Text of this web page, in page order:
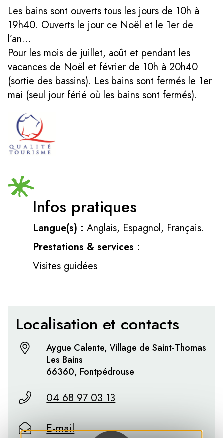
Les bains sont ouverts tous les jours de 10h à
19h40. Ouverts le jour de Noël et le 1er de
l’an…
Pour les mois de juillet, août et pendant les
vacances de Noël et février de 10h à 20h40
(sortie des bassins). Les bains sont fermés le 1er
mai (seul jour férié où les bains sont fermés).
Infos pratiques
Langue(s) : Anglais, Espagnol, Français.
Prestations & services :
Visites guidées
Localisation et contacts
Aygue Calente, Village de Saint-Thomas
Les Bains
66360, Fontpédrouse
04 68 97 03 13
E-mail